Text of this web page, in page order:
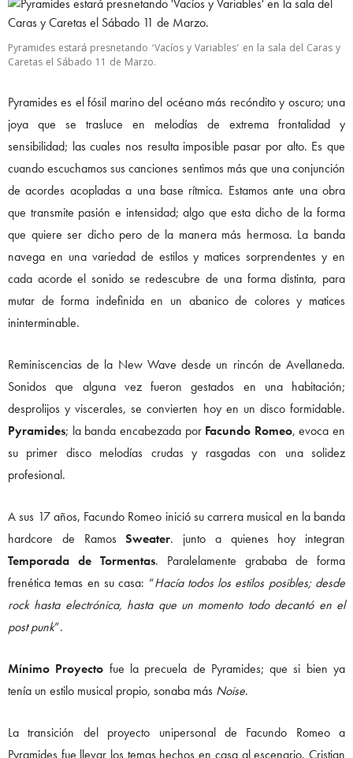
Pyramides estará presnetando ‘Vacíos y Variables’ en la sala del Caras y
Caretas el Sábado 11 de Marzo.
Pyramides es el fósil marino del océano más recóndito y oscuro; una
joya que se trasluce en melodías de extrema frontalidad y
sensibilidad; las cuales nos resulta imposible pasar por alto. Es que
cuando escuchamos sus canciones sentimos más que una conjunción
de acordes acopladas a una base rítmica. Estamos ante una obra
que transmite pasión e intensidad; algo que esta dicho de la forma
que quiere ser dicho pero de la manera más hermosa. La banda
navega en una variedad de estilos y matices sorprendentes y en
cada acorde el sonido se redescubre de una forma distinta, para
mutar de forma indefinida en un abanico de colores y matices
ininterminable.
Reminiscencias de la New Wave desde un rincón de Avellaneda.
Sonidos que alguna vez fueron gestados en una habitación;
desprolijos y viscerales, se convierten hoy en un disco formidable.
Pyramides; la banda encabezada por Facundo Romeo, evoca en
su primer disco melodías crudas y rasgadas con una solidez
profesional.
A sus 17 años, Facundo Romeo inició su carrera musical en la banda
hardcore de RamosSweater. junto a quienes hoy integran
Temporada de Tormentas. Paralelamente grababa de forma
frenética temas en su casa: “Hacía todos los estilos posibles; desde
rock hasta electrónica, hasta que un momento todo decantó en el
post punk”.
Mínimo Proyecto fue la precuela de Pyramides; que si bien ya
tenía un estilo musical propio, sonaba más Noise.
La transición del proyecto unipersonal de Facundo Romeo a
Pyramides fue llevar los temas hechos en casa al escenario. Cristian